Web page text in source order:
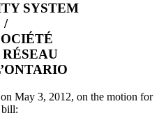
SYSTEM
/
May 3, 2012, on the motion for
bill: